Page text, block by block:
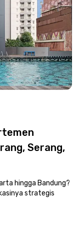
Serang,
hingga Bandung?
strategis